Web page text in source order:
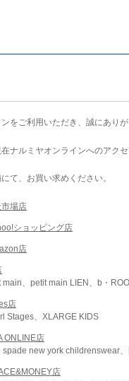
をご利用いただき、誠にありが
ナルミヤオンラインへのアク
て、お買い求めください。
場店
ショッピング店
店
、petit main LIEN、b・
店
Stages、XLARGE KIDS
ONLINE店
spade new york childrenswear
店